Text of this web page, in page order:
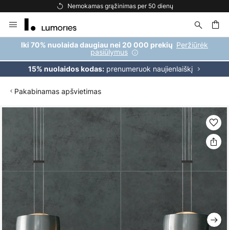
Nemokamas grąžinimas per 50 dienų
to
Content
Iki 70% nuolaida daugiau nei 20 000 prekių Peržiūrėk
pasiūlymus
15% nuolaidos kodas:prenumeruok naujienlaiškį
Pakabinamas apšvietimas